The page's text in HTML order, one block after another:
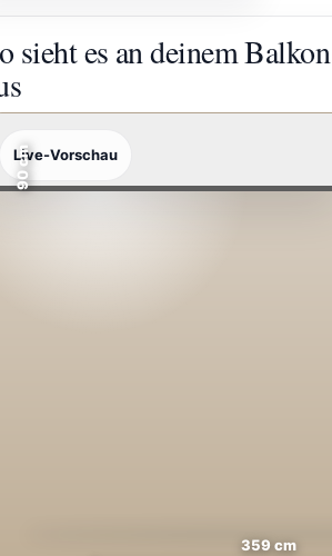
sieht es an deinem Balkon
Live-Vorschau
90 cm
359 cm